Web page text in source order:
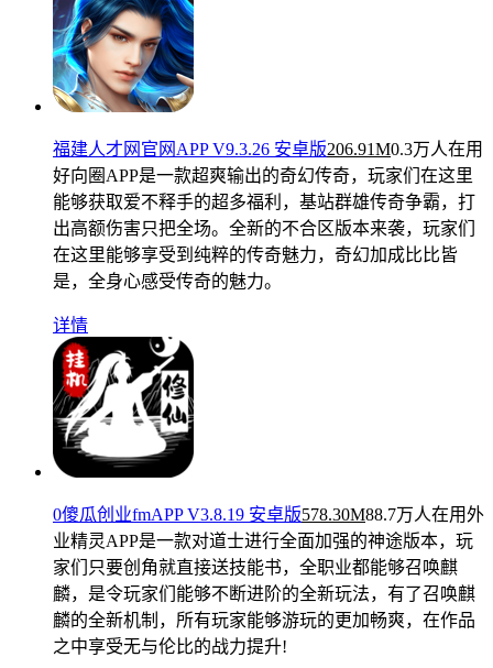
福建人才网官网APP V9.3.26 安卓版206.91M0.3万人在用
好向圈APP是一款超爽输出的奇幻传奇，玩家们在这里
能够获取爱不释手的超多福利，基站群雄传奇争霸，打
出高额伤害只把全场。全新的不合区版本来袭，玩家们
在这里能够享受到纯粹的传奇魅力，奇幻加成比比皆
是，全身心感受传奇的魅力。
详情
0傻瓜创业fmAPP V3.8.19 安卓版578.30M88.7万人在用外
业精灵APP是一款对道士进行全面加强的神途版本，玩
家们只要创角就直接送技能书，全职业都能够召唤麒
麟，是令玩家们能够不断进阶的全新玩法，有了召唤麒
麟的全新机制，所有玩家能够游玩的更加畅爽，在作品
之中享受无与伦比的战力提升!